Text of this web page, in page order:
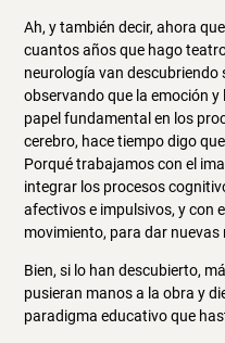
Ah, y también decir, ahora
cuantos años que hago
neurología van descubriendo
observando que la emoción
papel fundamental en los
cerebro, hace tiempo digo
Porqué trabajamos con el
integrar los procesos
afectivos e impulsivos, y con
movimiento, para dar nuevas
Bien, si lo han descubierto,
pusieran manos a la obra y
paradigma educativo que